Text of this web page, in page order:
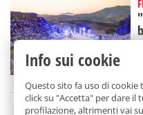
Info sui cookie
Questo sito fa uso di cookie
click su "Accetta" per dare il
profilazione, altrimenti vai